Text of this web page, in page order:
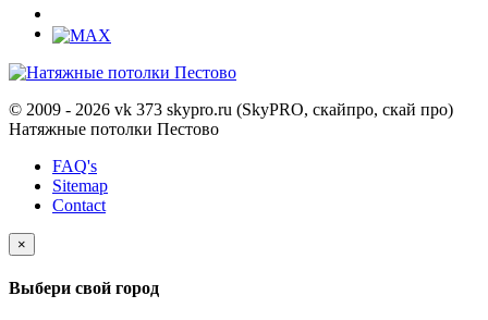
© 2009 - 2026 vk 373 skypro.ru (SkyPRO, скайпро, скай про)
Натяжные потолки Пестово
FAQ's
Sitemap
Contact
×
Выбери свой город